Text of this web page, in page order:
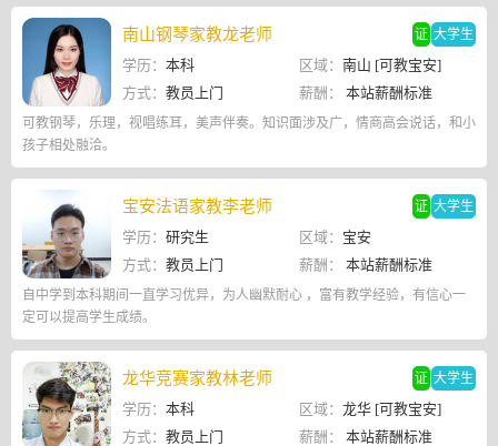
南山钢琴家教龙老师 证 大学生
学历： 本科 区域： 南山 [可教宝安]
方式： 教员上门 薪酬： 本站薪酬标准
可教钢琴，乐理，视唱练耳，美声伴奏。知识面涉及广，情商高会说话，和小
孩子相处融洽。
宝安法语家教李老师 证 大学生
学历： 研究生 区域： 宝安
方式： 教员上门 薪酬： 本站薪酬标准
自中学到本科期间一直学习优异，为人幽默耐心 ，富有教学经验，有信心一
定可以提高学生成绩。
龙华竞赛家教林老师 证 大学生
学历： 本科 区域： 龙华 [可教宝安]
方式： 教员上门 薪酬： 本站薪酬标准